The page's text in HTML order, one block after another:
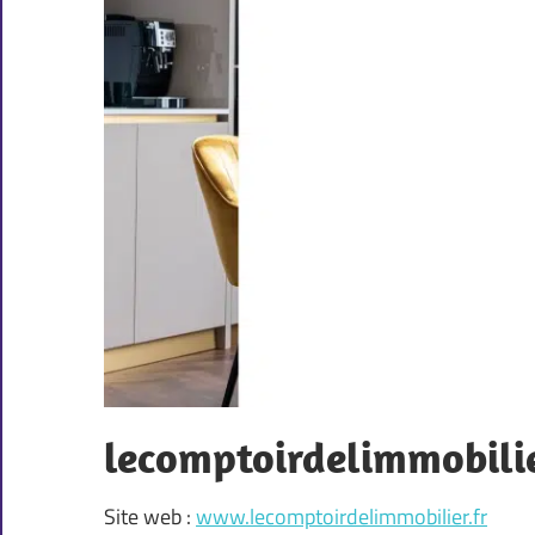
Site web :www.lecomptoirdelimmobilier.fr